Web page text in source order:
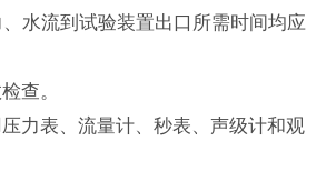
水流到试验装置出口所需时间均应
查。
力表、流量计、秒表、声级计和观